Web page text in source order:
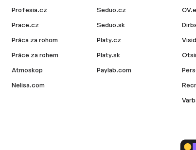
Profesia.cz
Prace.cz
Práca za rohom
Práce za rohem
Atmoskop
Nelisa.com
Seduo.cz
Seduo.sk
Platy.cz
Platy.sk
Paylab.com